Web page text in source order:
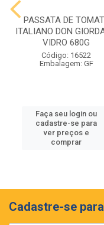
PASSATA DE
ITALIANO DON
VIDRO 680G
Código: 16522
Embalagem: GF
Faça seu login ou
cadastre-se para
ver preços e
comprar
Cadastre-se